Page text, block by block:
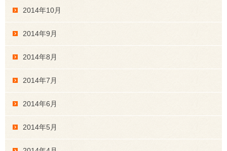
2014年10月
2014年9月
2014年8月
2014年7月
2014年6月
2014年5月